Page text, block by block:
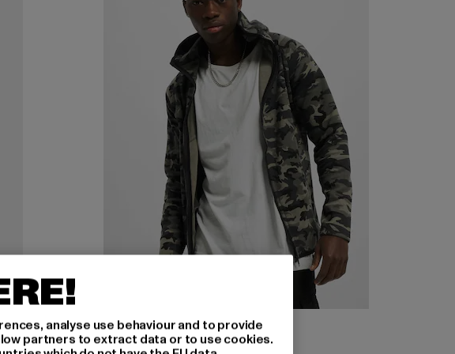
URBAN CLASSICS
Interlock Camo
analyse use behaviour and to provide
partners to extract data or to use cookies.